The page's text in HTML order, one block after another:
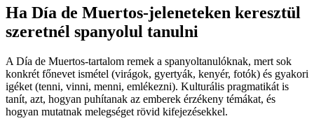
Ha Día de Muertos-jeleneteken keresztül
szeretnél spanyolul tanulni
A Día de Muertos-tartalom remek a spanyoltanulóknak, mert sok
konkrét főnevet ismétel (virágok, gyertyák, kenyér, fotók) és gyakori
igéket (tenni, vinni, menni, emlékezni). Kulturális pragmatikát is
tanít, azt, hogyan puhítanak az emberek érzékeny témákat, és
hogyan mutatnak melegséget rövid kifejezésekkel.